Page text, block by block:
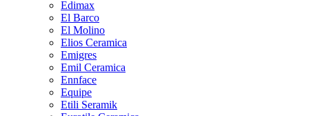
Edimax
El Barco
El Molino
Elios Ceramica
Emigres
Emil Ceramica
Ennface
Equipe
Etili Seramik